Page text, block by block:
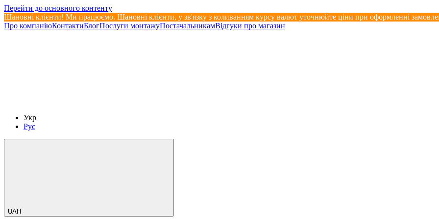
Перейти до основного контенту
Шановні клієнти! Ми працюємо. Шановні клієнти, у зв'язку з коливанням курсу валют уточнюйте ціни при оформленні
Про компаніюКонтактиБлогПослуги монтажуПостачальникамВідгуки про магазин
Укр
Рус
UAH